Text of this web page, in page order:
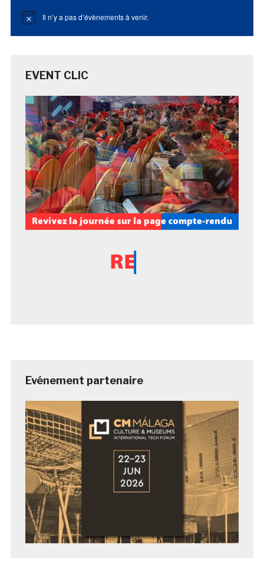
Notice Il n’y a pas d’évènements à venir.
EVENT CLIC
Evénement partenaire